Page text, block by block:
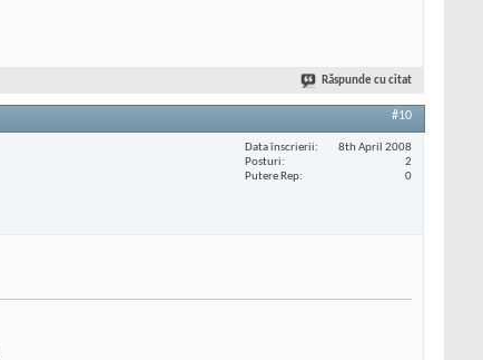
Răspunde cu citat
#10
Data înscrierii
8th April 2008
Posturi
2
Putere Rep
0